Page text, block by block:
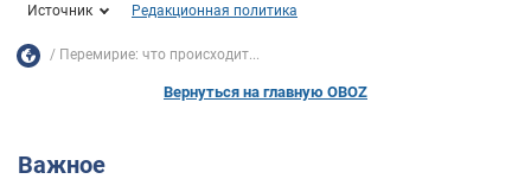
Источник Редакционная политика
Перемирие: что происходит...
Вернуться на главную OBOZ
Важное